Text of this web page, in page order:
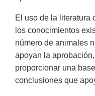
El uso de la literatura
los conocimientos
número de animales
apoyan la
proporcionar una
conclusiones que